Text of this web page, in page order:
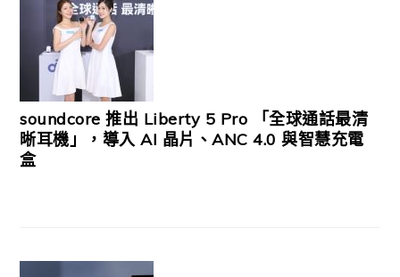
soundcore 推出 Liberty 5 Pro 「全球通話最清
晰耳機」，導入 AI 晶片、ANC 4.0 與智慧充電
盒